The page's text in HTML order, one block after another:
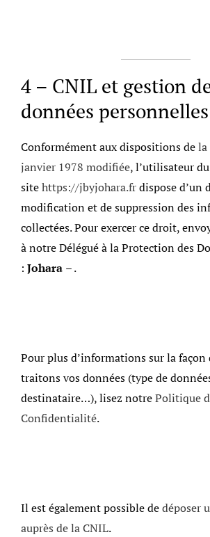
4 – CNIL et gestion
données
Conformément aux dispositions dela
janvier 1978 modifiée, l’utilisateur du
sitehttps://jbyjohara.frdispose d’un
modification et de suppression des
collectées. Pour exercer ce droit,
à notre Délégué à la Protection des
: Johara – .
Pour plus d’informations sur la
traitons vos données (type de
destinataire…), lisez notrePolitique
Confidentialité.
Il est également possible dedéposer
auprès de la CNIL.